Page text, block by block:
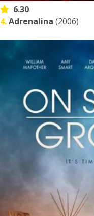
6.30
4.Adrenalina (2006)